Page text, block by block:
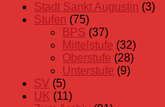
Stadt Sankt Augustin (3)
Stufen (75)
BPS (37)
Mittelstufe (32)
Oberstufe (28)
Unterstufe (9)
SV (5)
UK (11)